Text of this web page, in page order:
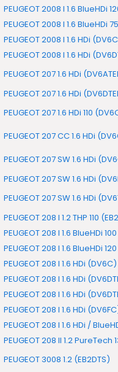
PEUGEOT 2008 I 1.6 BlueHDi
PEUGEOT 2008 I 1.6 BlueHDi
PEUGEOT 2008 I 1.6 HDi
PEUGEOT 2008 I 1.6 HDi
PEUGEOT 207 1.6 HDi
PEUGEOT 207 1.6 HDi
PEUGEOT 207 1.6 HDi 110
PEUGEOT 207 CC 1.6 HDi
PEUGEOT 207 SW 1.6 HDi
PEUGEOT 207 SW 1.6 HDi
PEUGEOT 207 SW 1.6 HDi
PEUGEOT 208 I 1.2 THP 110
PEUGEOT 208 I 1.6 BlueHDi
PEUGEOT 208 I 1.6 BlueHDi
PEUGEOT 208 I 1.6 HDi (DV6C)
PEUGEOT 208 I 1.6 HDi
PEUGEOT 208 I 1.6 HDi
PEUGEOT 208 I 1.6 HDi
PEUGEOT 208 I 1.6 HDi /
PEUGEOT 208 II 1.2 PureTech
PEUGEOT 3008 1.2 (EB2DTS)